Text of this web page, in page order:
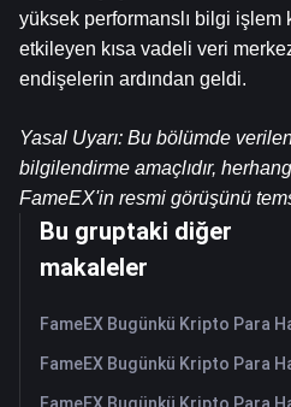
yüksek performanslı bilgi
etkileyen kısa vadeli veri
endişelerin ardından geldi.
Yasal Uyarı: Bu bölümde
bilgilendirme amaçlıdır,
FameEX'in resmi görüşünü
Bu gruptaki diğer
makaleler